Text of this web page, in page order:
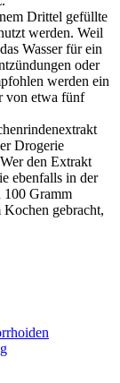
Drittel gefüllte
werden. Weil
Wasser für ein
oder
werden ein
von etwa fünf
Drogerie
den Extrakt
ebenfalls in der
100 Gramm
gebracht,